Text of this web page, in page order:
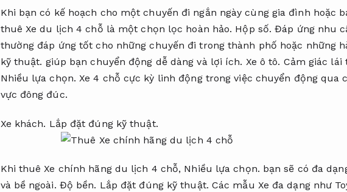
Khi bạn có kế hoạch cho một chuyến đi ngắn ngày cùng gia đình hoặc
thuê Xe du lịch 4 chỗ là một chọn lọc hoàn hảo. Hộp số. Đáp ứng nhu
thường đáp ứng tốt cho những chuyến đi trong thành phố hoặc những
kỹ thuật. giúp bạn chuyển động dễ dàng và lợi ích. Xe ô tô. Cảm giác lái
Nhiều lựa chọn. Xe 4 chỗ cực kỳ linh động trong việc chuyển động qua
vực đông đúc.
Xe khách. Lắp đặt đúng kỹ thuật.
Khi thuê Xe chính hãng du lịch 4 chỗ, Nhiều lựa chọn. bạn sẽ có đa
và bề ngoài. Độ bền. Lắp đặt đúng kỹ thuật. Các mẫu Xe đa dạng như